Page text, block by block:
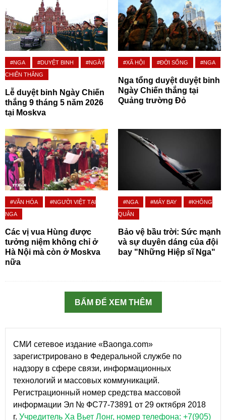
#NGA #DUYỆT BINH
#NGÀY
CHIẾN THẮNG
Lễ duyệt binh Ngày Chiến
thắng 9 tháng 5 năm 2026
tại Moskva
#XÃ HỘI #ĐỜI SỐNG #NGA
Nga tổng duyệt duyệt binh
Ngày Chiến thắng tại
Quảng trường Đỏ
#VĂN HÓA
#NGƯỜI VIỆT TẠI
NGA
Các vị vua Hùng được
tưởng niệm không chỉ ở
Hà Nội mà còn ở Moskva
nữa
#NGA #MÁY BAY
#KHÔNG
QUÂN
Bảo vệ bầu trời: Sức mạnh
và sự duyên dáng của đội
bay "Những Hiệp sĩ Nga"
BẤM ĐỂ XEM THÊM
СМИ сетевое издание «Baonga.com»
зарегистрировано в Федеральной службе по
надзору в сфере связи, информационных
технологий и массовых коммуникаций.
Регистрационный номер средства массовой
информации Эл № ФС77-73891 от 29 октября 2018
г. Учредитель Ха Вьет Лонг, номер телефона: +7(905)